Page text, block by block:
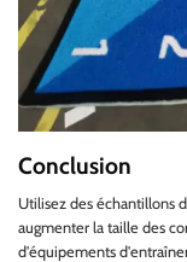
Conclusion
Utilisez des échantillons
augmenter la taille des
d'équipements